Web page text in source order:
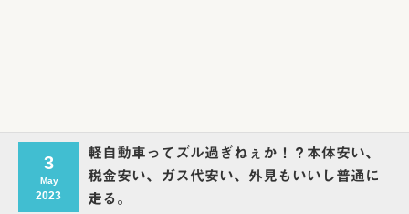
3
May
2023
軽自動車ってズル過ぎねぇか！？本体安い、
税金安い、ガス代安い、外見もいいし普通に
走る。